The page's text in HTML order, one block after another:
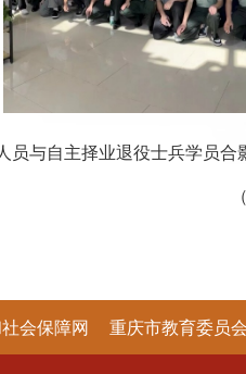
员与自主择业退役士兵学员合
会保障网 重庆市教育委员会